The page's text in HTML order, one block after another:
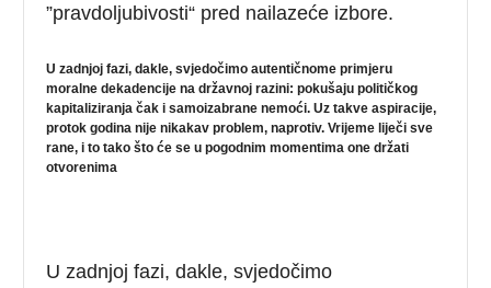
”pravdoljubivosti“ pred nailazeće izbore.
U zadnjoj fazi, dakle, svjedočimo autentičnome primjeru
moralne dekadencije na državnoj razini: pokušaju političkog
kapitaliziranja čak i samoizabrane nemoći. Uz takve aspiracije,
protok godina nije nikakav problem, naprotiv. Vrijeme liječi sve
rane, i to tako što će se u pogodnim momentima one držati
otvorenima
U zadnjoj fazi, dakle, svjedočimo